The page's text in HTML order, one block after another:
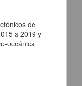
de
a 2019 y
oceánica